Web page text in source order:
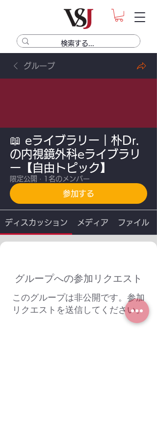
グループ
📖 eライブラリー｜朴Dr.
の内視鏡外科eライブラリ
ー【自由トピック】
限定公開 · 1名のメンバー
参加する
ディスカッション メディア ファイル
グループへの参加リクエスト
このグループは非公開です。参加
リクエストを送信してください。